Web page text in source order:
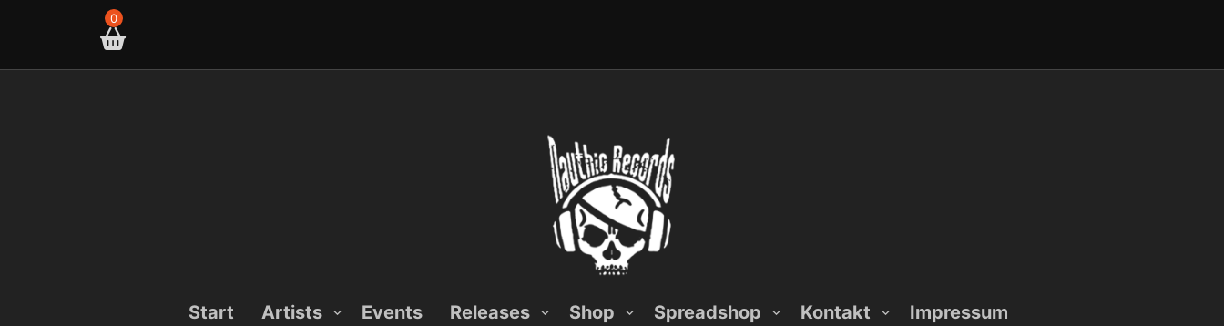
0
Start Artists Events Releases Shop Spreadshop Kontakt Impressum